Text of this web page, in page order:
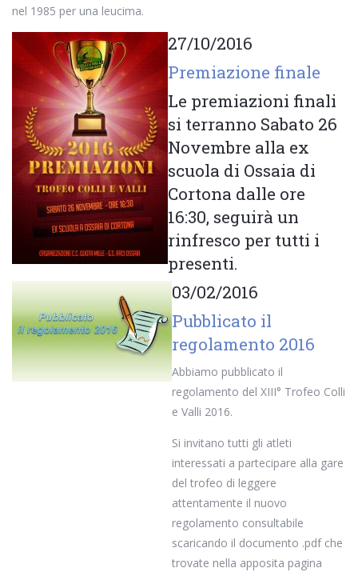
nel 1985 per una leucima.
27/10/2016
Premiazione finale
Le premiazioni finali
si terranno Sabato 26
Novembre alla ex
scuola di Ossaia di
Cortona dalle ore
16:30, seguirà un
rinfresco per tutti i
presenti.
03/02/2016
Pubblicato il
regolamento 2016
Abbiamo pubblicato il
regolamento del XIII° Trofeo Colli
e Valli 2016.
Si invitano tutti gli atleti
interessati a partecipare alla gare
del trofeo di leggere
attentamente il nuovo
regolamento consultabile
scaricando il documento .pdf che
trovate nella apposita pagina